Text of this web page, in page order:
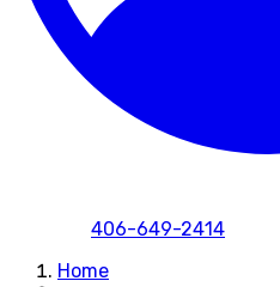
406-649-2414
Home